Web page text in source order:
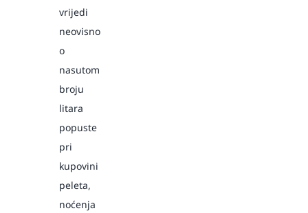
vrijedi
neovisno
o
nasutom
broju
litara
popuste
pri
kupovini
peleta,
noćenja